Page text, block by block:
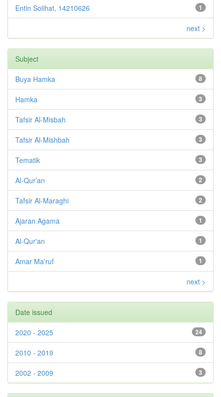
1
Entin Solihat, 14210626
next >
Subject
8
Buya Hamka
3
Hamka
3
Tafsir Al-Misbah
3
Tafsir Al-Mishbah
3
Tematik
2
Al-Qur’an
2
Tafsir Al-Maraghi
1
Ajaran Agama
1
Al-Qur'an
1
Amar Ma'ruf
next >
Date issued
24
2020 - 2025
8
2010 - 2019
3
2002 - 2009